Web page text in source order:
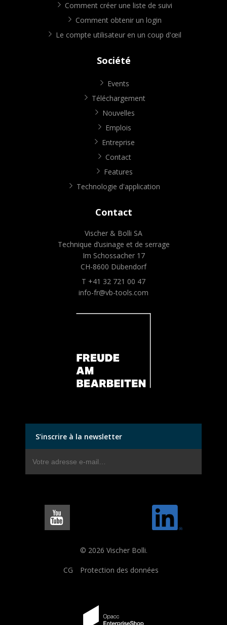
Comment créer une liste de suivi
Comment obtenir un login
Le compte utilisateur en un coup d'œil
Société
Events
Téléchargement
Nouvelles
Emplois
Entreprise
Contact
Features
Technologie d'application
Contact
Vischer & Bolli SA
Technique d’usinage et de serrage
Im Schossacher 17
CH-8600 Dübendorf
T +41 32 721 00 47
info-fr@vb-tools.com
S’inscrire à la newsletter
© 2026 Vischer Bolli.
CG Protection des données